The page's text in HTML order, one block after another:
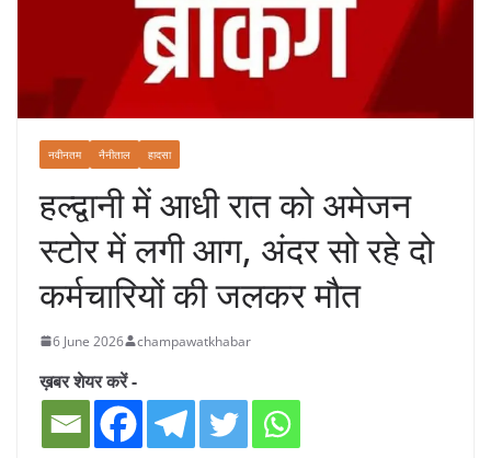
नवीनतम नैनीताल हादसा
हल्द्वानी में आधी रात को अमेजन
स्टोर में लगी आग, अंदर सो रहे दो
कर्मचारियों की जलकर मौत
6 June 2026 champawatkhabar
ख़बर शेयर करें -